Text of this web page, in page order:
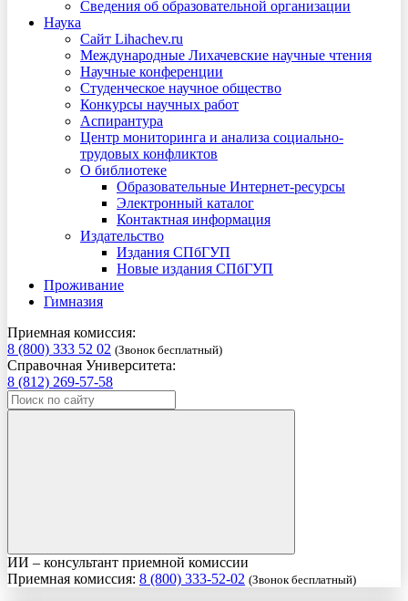
Сведения об образовательной организации
Наука
Сайт Lihachev.ru
Международные Лихачевские научные чтения
Научные конференции
Студенческое научное общество
Конкурсы научных работ
Аспирантура
Центр мониторинга и анализа социально-
трудовых конфликтов
О библиотеке
Образовательные Интернет-ресурсы
Электронный каталог
Контактная информация
Издательство
Издания СПбГУП
Новые издания СПбГУП
Проживание
Гимназия
Приемная комиссия:
8 (800) 333 52 02 (Звонок бесплатный)
Справочная Университета:
8 (812) 269-57-58
ИИ – консультант приемной комиссии
Приемная комиссия: 8 (800) 333-52-02 (Звонок бесплатный)